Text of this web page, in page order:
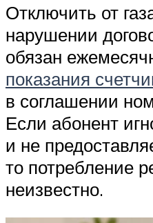
Отключить от
нарушении
обязан
показания
в соглашении
Если абонент
и не
то потребление
неизвестно.